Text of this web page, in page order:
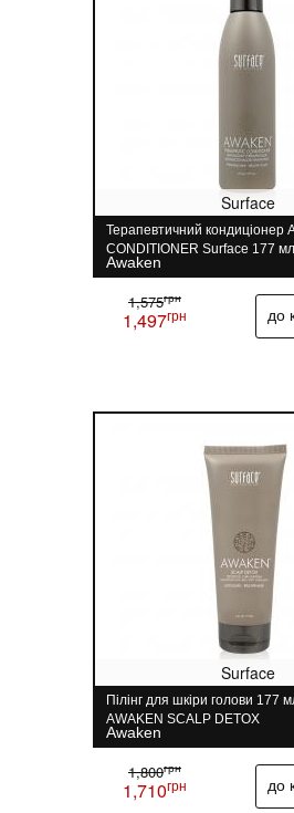
Surface
Терапевтичний кондиціонер
CONDITIONER Surface 177 мл
Awaken
1,575грн
1,497грн
Surface
Пілінг для шкіри голови 177
AWAKEN SCALP DETOX
Awaken
1,800грн
1,710грн